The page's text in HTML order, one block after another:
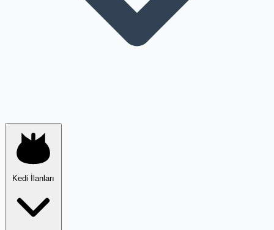
Kedi İlanları